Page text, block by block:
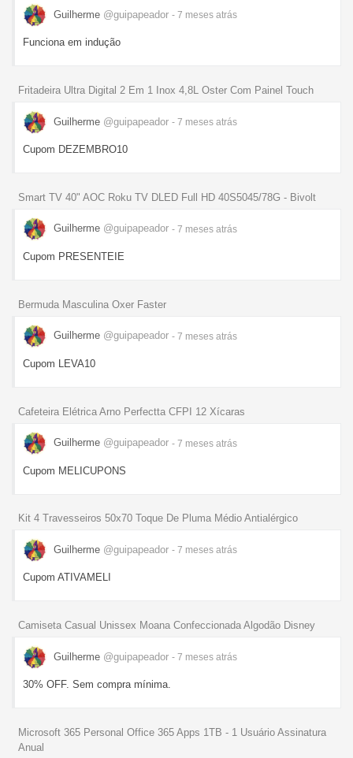
Guilherme @guipapeador - 7 meses atrás
Funciona em indução
Fritadeira Ultra Digital 2 Em 1 Inox 4,8L Oster Com Painel Touch
Guilherme @guipapeador - 7 meses atrás
Cupom DEZEMBRO10
Smart TV 40" AOC Roku TV DLED Full HD 40S5045/78G - Bivolt
Guilherme @guipapeador - 7 meses atrás
Cupom PRESENTEIE
Bermuda Masculina Oxer Faster
Guilherme @guipapeador - 7 meses atrás
Cupom LEVA10
Cafeteira Elétrica Arno Perfectta CFPI 12 Xícaras
Guilherme @guipapeador - 7 meses atrás
Cupom MELICUPONS
Kit 4 Travesseiros 50x70 Toque De Pluma Médio Antialérgico
Guilherme @guipapeador - 7 meses atrás
Cupom ATIVAMELI
Camiseta Casual Unissex Moana Confeccionada Algodão Disney
Guilherme @guipapeador - 7 meses atrás
30% OFF. Sem compra mínima.
Microsoft 365 Personal Office 365 Apps 1TB - 1 Usuário Assinatura
Anual